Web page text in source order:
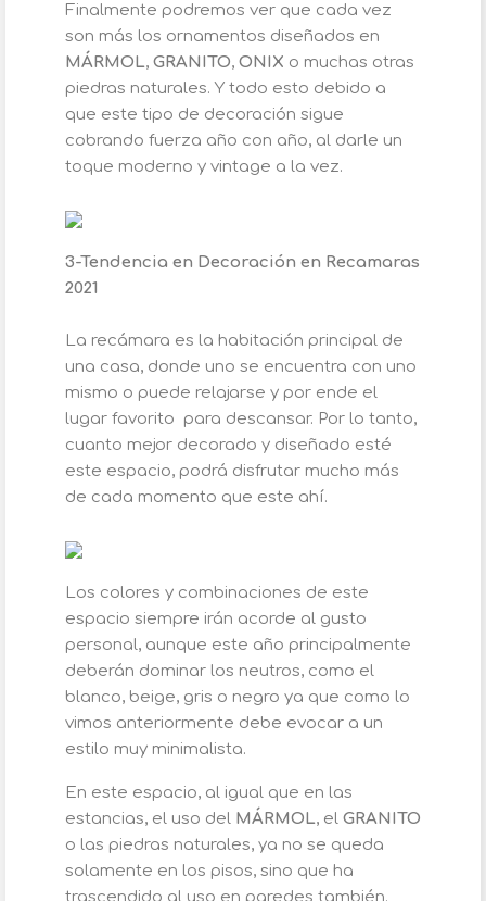
Finalmente podremos ver que cada vez
son más los ornamentos diseñados en
MÁRMOL, GRANITO, ONIX o muchas otras
piedras naturales. Y todo esto debido a
que este tipo de decoración sigue
cobrando fuerza año con año, al darle un
toque moderno y vintage a la vez.
3-Tendencia en Decoración en Recamaras
2021
La recámara es la habitación principal de
una casa, donde uno se encuentra con uno
mismo o puede relajarse y por ende el
lugar favorito para descansar. Por lo tanto,
cuanto mejor decorado y diseñado esté
este espacio, podrá disfrutar mucho más
de cada momento que este ahí.
Los colores y combinaciones de este
espacio siempre irán acorde al gusto
personal, aunque este año principalmente
deberán dominar los neutros, como el
blanco, beige, gris o negro ya que como lo
vimos anteriormente debe evocar a un
estilo muy minimalista.
En este espacio, al igual que en las
estancias, el uso del MÁRMOL, el GRANITO
o las piedras naturales, ya no se queda
solamente en los pisos, sino que ha
trascendido al uso en paredes también.